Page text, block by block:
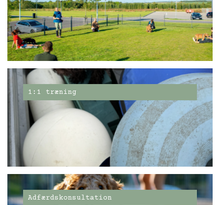
1:1 træning
Adfærdskonsultation